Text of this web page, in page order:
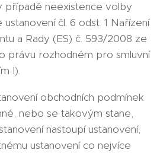
případě neexistence volby
ustanovení čl. 6 odst. 1 Nařízení
a Rady (ES) č. 593/2008 ze
právu rozhodném pro smluvní
I).
obchodních podmínek
nebo se takovým stane,
nastoupí ustanovení,
ustanovení co nejvíce